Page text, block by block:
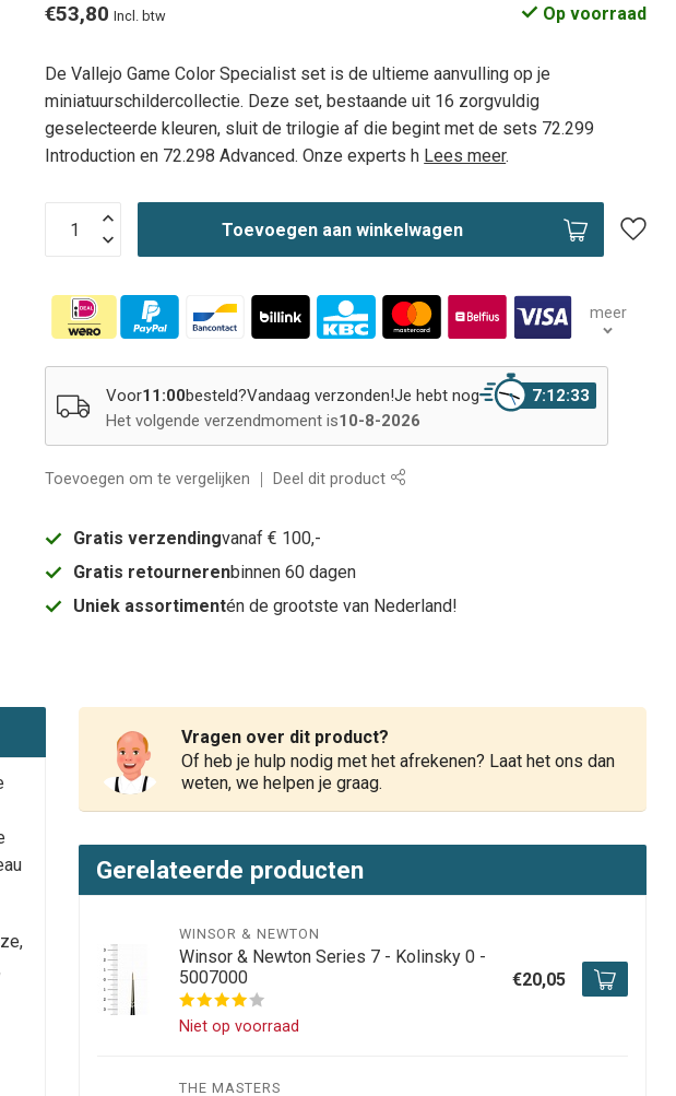
€53,80 Incl. btw Op voorraad
De Vallejo Game Color Specialist set is de ultieme aanvulling op je
miniatuurschildercollectie. Deze set, bestaande uit 16 zorgvuldig
geselecteerde kleuren, sluit de trilogie af die begint met de sets 72.299
Introduction en 72.298 Advanced. Onze experts h Lees meer.
Toevoegen aan winkelwagen
meer
Voor11:00besteld?Vandaag verzonden!Je hebt nog
7:12:32
Het volgende verzendmoment is10-8-2026
Toevoegen om te vergelijken Deel dit product
Gratis verzendingvanaf € 100,-
Gratis retournerenbinnen 60 dagen
Uniek assortimentén de grootste van Nederland!
Vragen over dit product?
Of heb je hulp nodig met het afrekenen? Laat het ons dan
weten, we helpen je graag.
Gerelateerde producten
WINSOR & NEWTON
Winsor & Newton Series 7 - Kolinsky 0 -
5007000
Niet op voorraad
€20,05
THE MASTERS